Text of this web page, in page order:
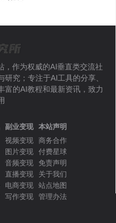
，作为权威的AI垂直类交流社
究；专注于AI工具的分享、
富的AI教程和最新资讯，致力
副业变现
视频变现
图片变现
音频变现
直播变现
电商变现
写作变现
本站声明
商务合作
付费星球
免责声明
关于我们
站点地图
管理办法